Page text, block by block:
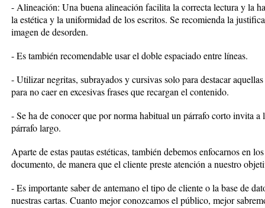
- Alineación: Una buena alineación facilita la correcta lectura y la
la estética y la uniformidad de los escritos. Se recomienda la
imagen de desorden.
- Es también recomendable usar el doble espaciado entre líneas.
- Utilizar negritas, subrayados y cursivas solo para destacar
para no caer en excesivas frases que recargan el contenido.
- Se ha de conocer que por norma habitual un párrafo corto invita a
párrafo largo.
Aparte de estas pautas estéticas, también debemos enfocarnos en
documento, de manera que el cliente preste atención a nuestro
- Es importante saber de antemano el tipo de cliente o la base de
nuestras cartas. Cuanto mejor conozcamos el público, mejor